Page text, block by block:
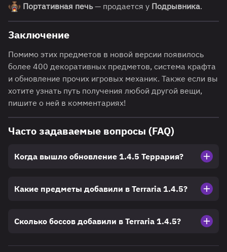
Портативная печь— продается у Подрывника.
Заключение
Помимо этих предметов в новой версии появилось
более 400 декоративных предметов, система крафта
и обновление прочих игровых механик. Также если вы
хотите узнать путь получения любой другой вещи,
пишите о ней в комментариях!
Часто задаваемые вопросы (FAQ)
Когда вышло обновление 1.4.5 Террария?
Какие предметы добавили в Terraria 1.4.5?
Сколько боссов добавили в Terraria 1.4.5?